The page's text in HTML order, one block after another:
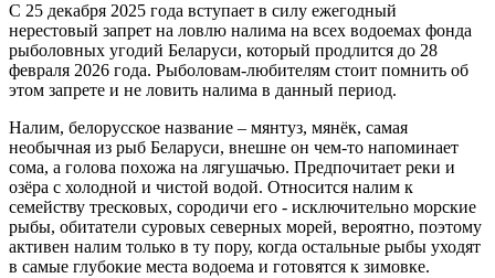
С 25 декабря 2025 года вступает в силу ежегодный
нерестовый запрет на ловлю налима на всех водоемах фонда
рыболовных угодий Беларуси, который продлится до 28
февраля 2026 года. Рыболовам-любителям стоит помнить об
этом запрете и не ловить налима в данный период.
Налим, белорусское название – мянтуз, мянёк, самая
необычная из рыб Беларуси, внешне он чем-то напоминает
сома, а голова похожа на лягушачью. Предпочитает реки и
озёра с холодной и чистой водой. Относится налим к
семейству тресковых, сородичи его - исключительно морские
рыбы, обитатели суровых северных морей, вероятно, поэтому
активен налим только в ту пору, когда остальные рыбы уходят
в самые глубокие места водоема и готовятся к зимовке.